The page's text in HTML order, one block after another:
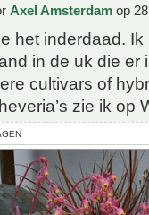
Axel Amsterdam op
het inderdaad.
in de uk die er
cultivars of
zie ik op